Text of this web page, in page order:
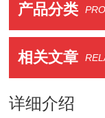
产品分类
相关文章
详细介绍